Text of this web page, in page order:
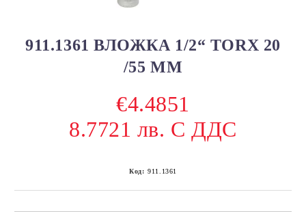
911.1361 ВЛОЖКА 1/2“ TORX 20
/55 ММ
€4.4851
8.7721 лв. С ДДС
Код: 911.1361